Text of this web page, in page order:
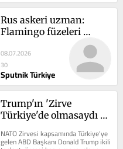
Rus askeri uzman:
Flamingo füzeleri
aslında Batı ürünüdür,
Ukrayna ise firlatma
rampası görevi görüyor
08.07.2026
30
Sputnik Türkiye
Trump'ın 'Zirve
Türkiye'de olmasaydı
sözleri neyi gösteriyor?
NATO Zirvesi kapsamında Türkiye’ye
gelen ABD Başkanı Donald Trump ikili